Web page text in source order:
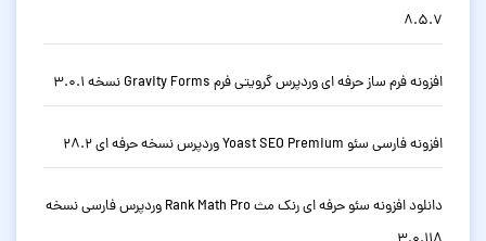
8.5.7
افزونه فرم ساز حرفه ای وردپرس گرویتی فرم Gravity Forms نسخه 3.0.1
افزونه فارسی سئو Yoast SEO Premium وردپرس نسخه حرفه ای 28.2
دانلود افزونه سئو حرفه ای رنک مث Rank Math Pro وردپرس فارسی نسخه